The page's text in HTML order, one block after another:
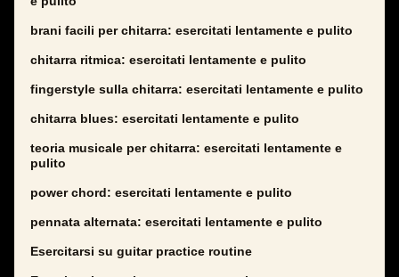
brani facili per chitarra: esercitati lentamente e pulito
chitarra ritmica: esercitati lentamente e pulito
fingerstyle sulla chitarra: esercitati lentamente e pulito
chitarra blues: esercitati lentamente e pulito
teoria musicale per chitarra: esercitati lentamente e
pulito
power chord: esercitati lentamente e pulito
pennata alternata: esercitati lentamente e pulito
Esercitarsi su guitar practice routine